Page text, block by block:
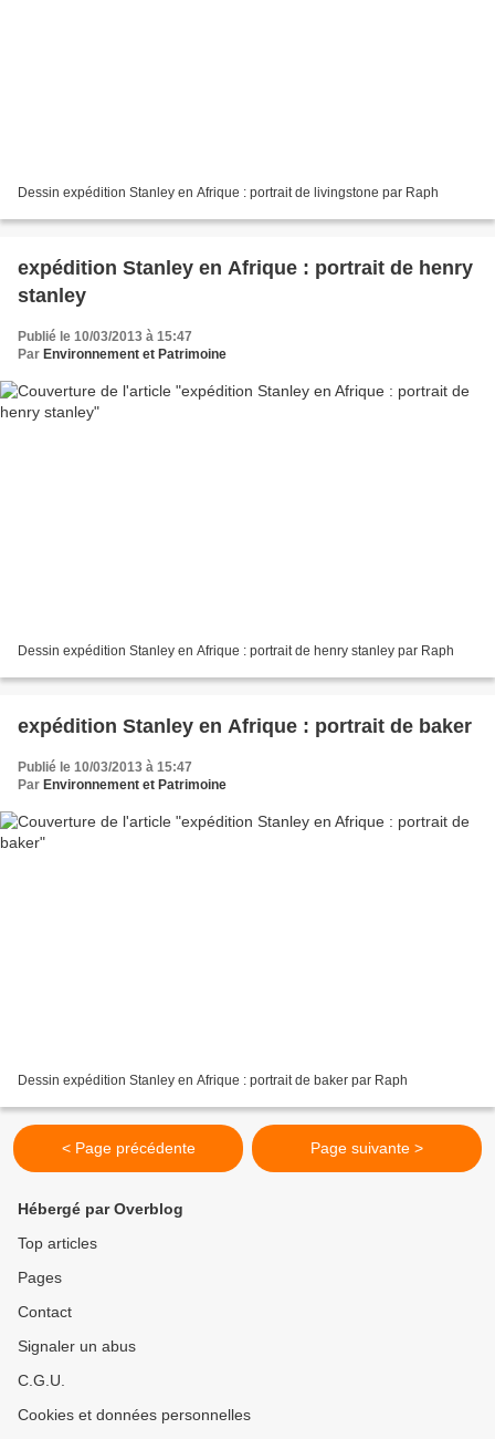
Dessin expédition Stanley en Afrique : portrait de livingstone par Raph
expédition Stanley en Afrique : portrait de henry
stanley
Publié le 10/03/2013 à 15:47
Par Environnement et Patrimoine
Dessin expédition Stanley en Afrique : portrait de henry stanley par Raph
expédition Stanley en Afrique : portrait de baker
Publié le 10/03/2013 à 15:47
Par Environnement et Patrimoine
Dessin expédition Stanley en Afrique : portrait de baker par Raph
< Page précédente Page suivante >
Hébergé par Overblog
Top articles
Pages
Contact
Signaler un abus
C.G.U.
Cookies et données personnelles